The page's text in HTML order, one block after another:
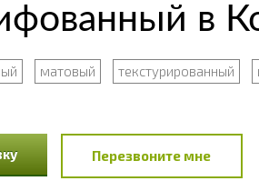
в
матовый текстурированный
Перезвоните мне